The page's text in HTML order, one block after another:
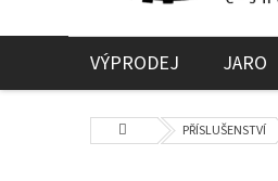
VÝPRODEJ JARO
Domů PŘÍSLUŠENSTVÍ